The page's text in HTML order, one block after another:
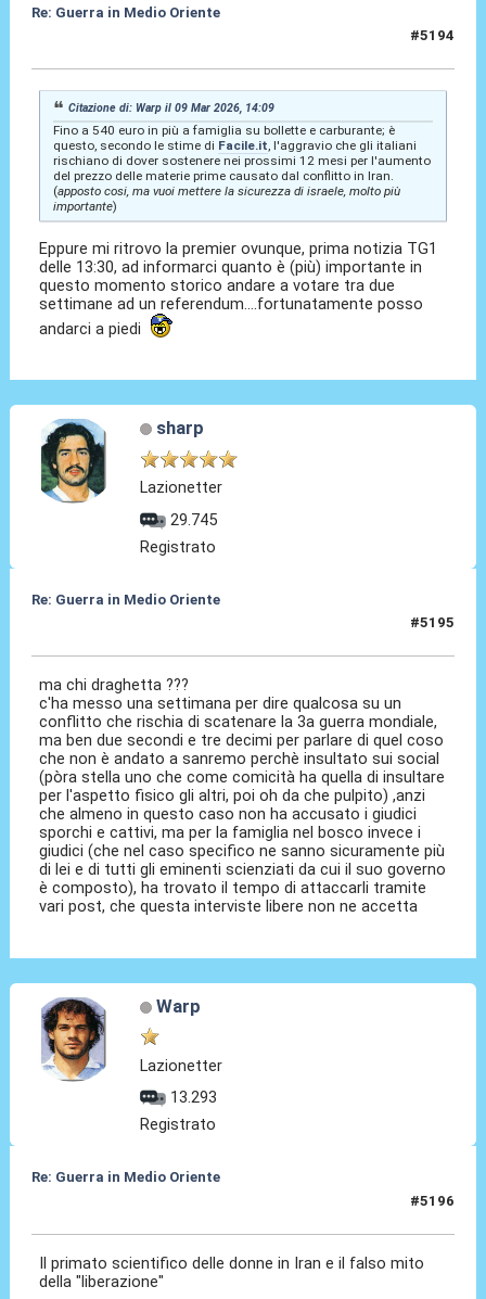
Re: Guerra in Medio Oriente
#5194
Citazione di: Warp il 09 Mar 2026, 14:09
Fino a 540 euro in più a famiglia su bollette e carburante; è
questo, secondo le stime di Facile.it, l'aggravio che gli italiani
rischiano di dover sostenere nei prossimi 12 mesi per l'aumento
del prezzo delle materie prime causato dal conflitto in Iran.
(apposto cosi, ma vuoi mettere la sicurezza di israele, molto più
importante)
Eppure mi ritrovo la premier ovunque, prima notizia TG1
delle 13:30, ad informarci quanto è (più) importante in
questo momento storico andare a votare tra due
settimane ad un referendum....fortunatamente posso
andarci a piedi
sharp
Lazionetter
29.745
Registrato
Re: Guerra in Medio Oriente
#5195
ma chi draghetta ???
c'ha messo una settimana per dire qualcosa su un
conflitto che rischia di scatenare la 3a guerra mondiale,
ma ben due secondi e tre decimi per parlare di quel coso
che non è andato a sanremo perchè insultato sui social
(pòra stella uno che come comicità ha quella di insultare
per l'aspetto fisico gli altri, poi oh da che pulpito) ,anzi
che almeno in questo caso non ha accusato i giudici
sporchi e cattivi, ma per la famiglia nel bosco invece i
giudici (che nel caso specifico ne sanno sicuramente più
di lei e di tutti gli eminenti scienziati da cui il suo governo
è composto), ha trovato il tempo di attaccarli tramite
vari post, che questa interviste libere non ne accetta
Warp
Lazionetter
13.293
Registrato
Re: Guerra in Medio Oriente
#5196
Il primato scientifico delle donne in Iran e il falso mito
della "liberazione"